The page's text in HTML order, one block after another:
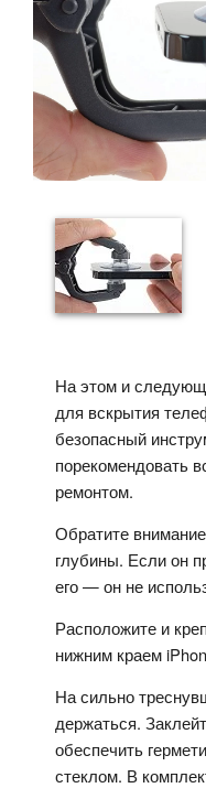
На этом и
для вскрытия
безопасный
порекомендовать
ремонтом.
Обратите
глубины. Если он
его — он не
Расположите и
нижним краем
На сильно
держаться.
обеспечить
стеклом. В